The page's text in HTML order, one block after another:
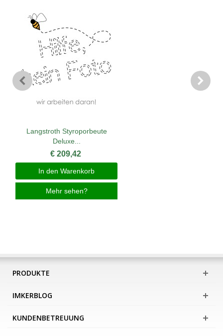
Langstroth Styroporbeute
Deluxe...
€ 209,42
In den Warenkorb
Mehr sehen?
PRODUKTE
IMKERBLOG
KUNDENBETREUUNG